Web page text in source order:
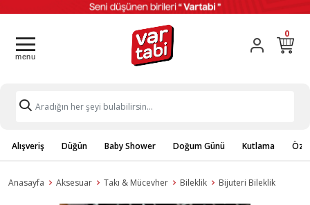
0
Alışveriş Düğün Baby Shower Doğum Günü Kutlama
Anasayfa Aksesuar Takı & Mücevher Bileklik Bijuteri Bileklik